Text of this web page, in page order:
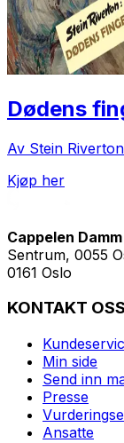
Dødens
Av Stein Riverton
Kjøp her
Cappelen Damm
Sentrum, 0055
0161 Oslo
KONTAKT OSS
Min side
Send inn
Presse
Ansatte